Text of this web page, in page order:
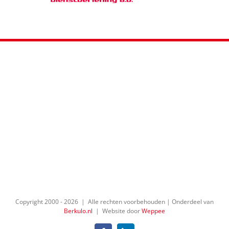
Copyright 2000 -2026 | Alle rechten voorbehouden | Onderdeel van
Berkulo.nl | Website doorWeppee